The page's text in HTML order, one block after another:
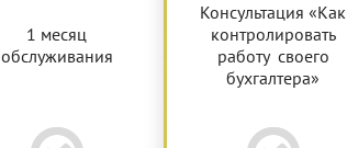
1 месяц
обслуживания
Консультация «Как
контролировать
работу своего
бухгалтера»